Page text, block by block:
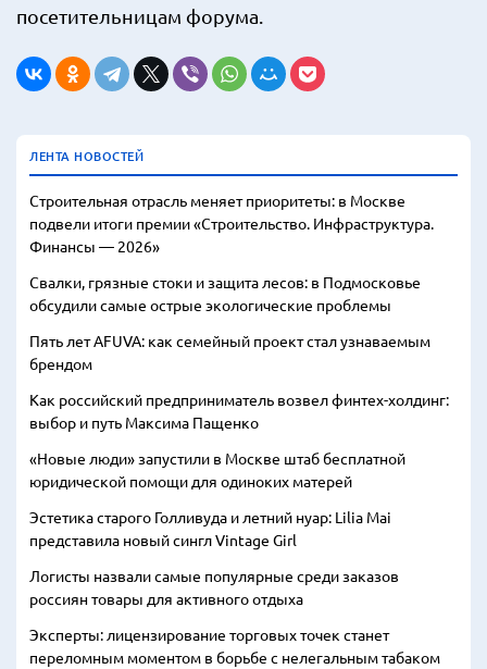
посетительницам форума.
ЛЕНТА НОВОСТЕЙ
Строительная отрасль меняет приоритеты: в Москве
подвели итоги премии «Строительство. Инфраструктура.
Финансы — 2026»
Свалки, грязные стоки и защита лесов: в Подмосковье
обсудили самые острые экологические проблемы
Пять лет AFUVA: как семейный проект стал узнаваемым
брендом
Как российский предприниматель возвел финтех-холдинг:
выбор и путь Максима Пащенко
«Новые люди» запустили в Москве штаб бесплатной
юридической помощи для одиноких матерей
Эстетика старого Голливуда и летний нуар: Lilia Mai
представила новый сингл Vintage Girl
Логисты назвали самые популярные среди заказов
россиян товары для активного отдыха
Эксперты: лицензирование торговых точек станет
переломным моментом в борьбе с нелегальным табаком